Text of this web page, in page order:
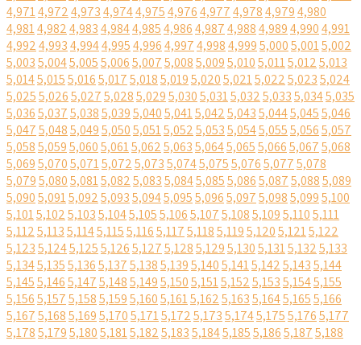
4,9714,9724,9734,9744,9754,9764,9774,9784,9794,980
4,9814,9824,9834,9844,9854,9864,9874,9884,9894,9904,991
4,9924,9934,9944,9954,9964,9974,9984,9995,0005,0015,002
5,0035,0045,0055,0065,0075,0085,0095,0105,0115,0125,013
5,0145,0155,0165,0175,0185,0195,0205,0215,0225,0235,024
5,0255,0265,0275,0285,0295,0305,0315,0325,0335,0345,035
5,0365,0375,0385,0395,0405,0415,0425,0435,0445,0455,046
5,0475,0485,0495,0505,0515,0525,0535,0545,0555,0565,057
5,0585,0595,0605,0615,0625,0635,0645,0655,0665,0675,068
5,0695,0705,0715,0725,0735,0745,0755,0765,0775,078
5,0795,0805,0815,0825,0835,0845,0855,0865,0875,0885,089
5,0905,0915,0925,0935,0945,0955,0965,0975,0985,0995,100
5,1015,1025,1035,1045,1055,1065,1075,1085,1095,1105,111
5,1125,1135,1145,1155,1165,1175,1185,1195,1205,1215,122
5,1235,1245,1255,1265,1275,1285,1295,1305,1315,1325,133
5,1345,1355,1365,1375,1385,1395,1405,1415,1425,1435,144
5,1455,1465,1475,1485,1495,1505,1515,1525,1535,1545,155
5,1565,1575,1585,1595,1605,1615,1625,1635,1645,1655,166
5,1675,1685,1695,1705,1715,1725,1735,1745,1755,1765,177
5,1785,1795,1805,1815,1825,1835,1845,1855,1865,1875,188